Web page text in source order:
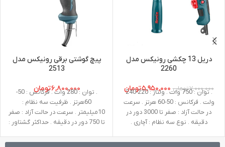
دریل 13 چکشی رونیکس مدل
2260
۷,۰۰۰,۰۰۰تومان ۵,۹۵۰,۰۰۰تومان
. توان : 750 وات . ولتاژ : 220-240
ولت . فرکانس : 50-60 هرتز . سرعت
در حالت آزاد : صفر تا 3000 دور در
دقیقه . نوع سه نظام : آچاری .
‌متر . ظرفیت سوراخکاری در فلز : 13
پیچ گوشتی برقی رونیکس مدل
2513
۶,۸۰۰,۰۰۰تومان
. توان : 280 وات . فرکانس : 50-
60هرتز . ظرفیت سه نظام :
10میلیمتر . سرعت در حالت آزاد : صفر
تا 750 دور در دقیقه . حداکثر گشتاور :
وزن : 1.3 کیلوگرم